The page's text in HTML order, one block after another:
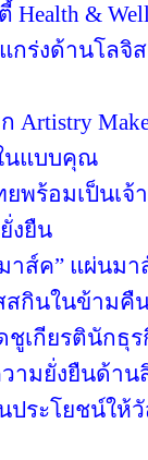
Health &
กร่งด้านโลจิ
นแบบคุณ
พร้อมเป็นเ
งยืน
าส์ค” แผ่นม
สกินในข้ามคื
เกียรตินักธุ
ามยั่งยืนด้า
ระโยชน์ให้